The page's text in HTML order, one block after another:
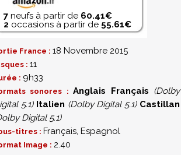
7 neufs à partir de 60.41€
2 occasions à partir de 55.61€
France : 18 Novembre 2015
: 11
: 9h33
sonores :Anglais Français (Dolby
5.1) Italien (Dolby Digital 5.1) Castillan
Digital 5.1)
titres : Français, Espagnol
Image : 2.40